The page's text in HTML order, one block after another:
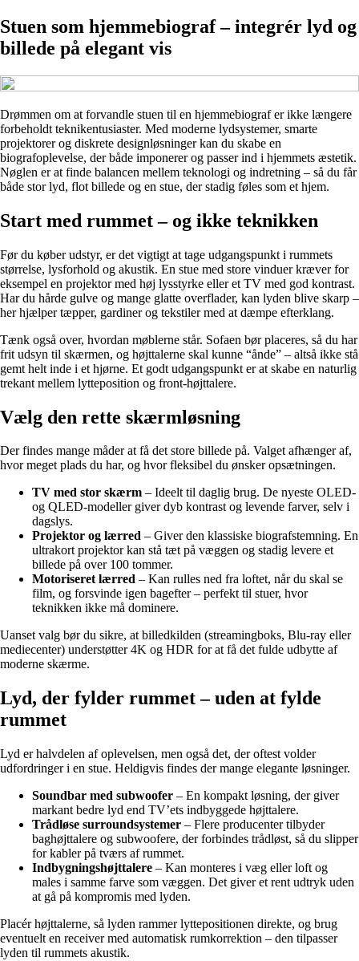
Stuen som hjemmebiograf – integrér lyd og
billede på elegant vis
Drømmen om at forvandle stuen til en hjemmebiograf er ikke længere
forbeholdt teknikentusiaster. Med moderne lydsystemer, smarte
projektorer og diskrete designløsninger kan du skabe en
biografoplevelse, der både imponerer og passer ind i hjemmets æstetik.
Nøglen er at finde balancen mellem teknologi og indretning – så du får
både stor lyd, flot billede og en stue, der stadig føles som et hjem.
Start med rummet – og ikke teknikken
Før du køber udstyr, er det vigtigt at tage udgangspunkt i rummets
størrelse, lysforhold og akustik. En stue med store vinduer kræver for
eksempel en projektor med høj lysstyrke eller et TV med god kontrast.
Har du hårde gulve og mange glatte overflader, kan lyden blive skarp –
her hjælper tæpper, gardiner og tekstiler med at dæmpe efterklang.
Tænk også over, hvordan møblerne står. Sofaen bør placeres, så du har
frit udsyn til skærmen, og højttalerne skal kunne “ånde” – altså ikke stå
gemt helt inde i et hjørne. Et godt udgangspunkt er at skabe en naturlig
trekant mellem lytteposition og front-højttalere.
Vælg den rette skærmløsning
Der findes mange måder at få det store billede på. Valget afhænger af,
hvor meget plads du har, og hvor fleksibel du ønsker opsætningen.
TV med stor skærm – Ideelt til daglig brug. De nyeste OLED-
og QLED-modeller giver dyb kontrast og levende farver, selv i
dagslys.
Projektor og lærred – Giver den klassiske biografstemning. En
ultrakort projektor kan stå tæt på væggen og stadig levere et
billede på over 100 tommer.
Motoriseret lærred – Kan rulles ned fra loftet, når du skal se
film, og forsvinde igen bagefter – perfekt til stuer, hvor
teknikken ikke må dominere.
Uanset valg bør du sikre, at billedkilden (streamingboks, Blu-ray eller
mediecenter) understøtter 4K og HDR for at få det fulde udbytte af
moderne skærme.
Lyd, der fylder rummet – uden at fylde
rummet
Lyd er halvdelen af oplevelsen, men også det, der oftest volder
udfordringer i en stue. Heldigvis findes der mange elegante løsninger.
Soundbar med subwoofer – En kompakt løsning, der giver
markant bedre lyd end TV’ets indbyggede højttalere.
Trådløse surroundsystemer – Flere producenter tilbyder
baghøjttalere og subwoofere, der forbindes trådløst, så du slipper
for kabler på tværs af rummet.
Indbygningshøjttalere – Kan monteres i væg eller loft og
males i samme farve som væggen. Det giver et rent udtryk uden
at gå på kompromis med lyden.
Placér højttalerne, så lyden rammer lyttepositionen direkte, og brug
eventuelt en receiver med automatisk rumkorrektion – den tilpasser
lyden til rummets akustik.